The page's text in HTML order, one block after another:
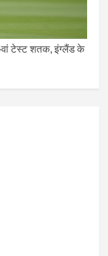
टेस्ट शतक, इंग्लैंड के